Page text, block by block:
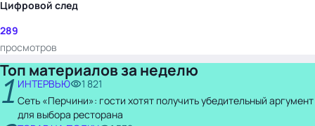
Цифровой след
289
просмотров
Топ материалов за неделю
1 ИНТЕРВЬЮ
1 821
Сеть «Перчини»: гости хотят получить убедительный аргумент
для выбора ресторана